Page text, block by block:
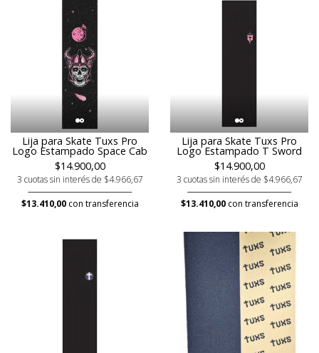
Lija para Skate Tuxs Pro
Logo Estampado Space Cab
$14.900,00
3 cuotas sin interés de $4.966,67
$13.410,00con transferencia
Lija para Skate Tuxs Pro
Logo Estampado T Sword
$14.900,00
3 cuotas sin interés de $4.966,67
$13.410,00con transferencia